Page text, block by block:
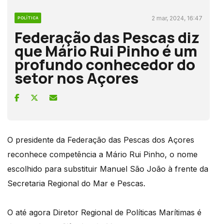
POLÍTICA 2 mar, 2024, 16:47
Federação das Pescas diz
que Mário Rui Pinho é um
profundo conhecedor do
setor nos Açores
O presidente da Federação das Pescas dos Açores
reconhece competência a Mário Rui Pinho, o nome
escolhido para substituir Manuel São João à frente da
Secretaria Regional do Mar e Pescas.
O até agora Diretor Regional de Políticas Marítimas é